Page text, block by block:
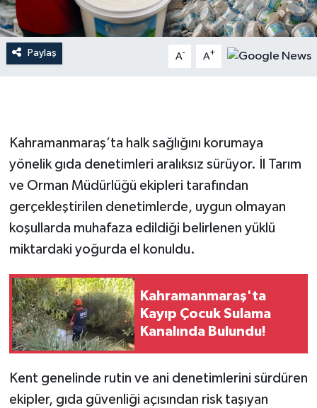
Paylaş A- A+
Kahramanmaraş’ta halk sağlığını korumaya
yönelik gıda denetimleri aralıksız sürüyor. İl Tarım
ve Orman Müdürlüğü ekipleri tarafından
gerçekleştirilen denetimlerde, uygun olmayan
koşullarda muhafaza edildiği belirlenen yüklü
miktardaki yoğurda el konuldu.
Kahramanmaraş'ta
Kayıp Çocuk Sulama
Kanalında Bulundu!
Kent genelinde rutin ve ani denetimlerini sürdüren
ekipler, gıda güvenliği açısından risk taşıyan
ROPORTAJ
KADIN-AİLE
YEREL YÖNETİM
MEDYA
SEÇİM 2011
ÜÇÜNCÜ SAYFA
BİLİMNET
Yemek
SİVİL TOPLUM